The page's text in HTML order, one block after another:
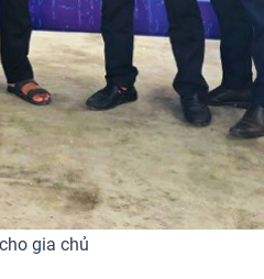
gia chủ